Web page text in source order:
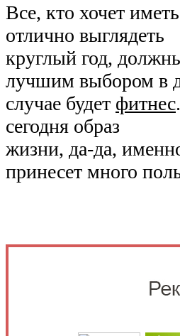
Все, кто хочет
отлично выглядеть
круглый год,
лучшим выбором в
случае будет фитнес
сегодня образ
жизни, да-да,
принесет много